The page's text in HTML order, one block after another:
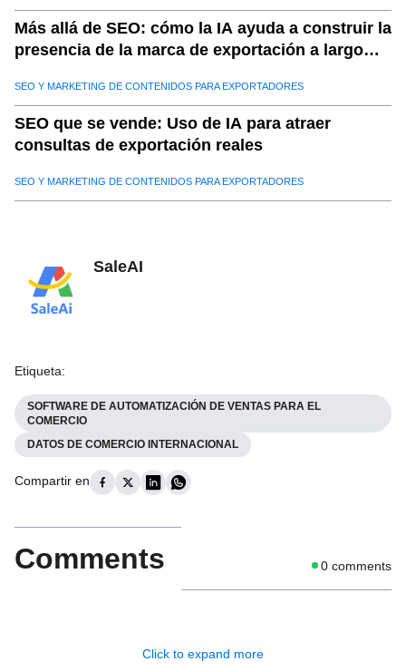
Más allá de SEO: cómo la IA ayuda a construir la
presencia de la marca de exportación a largo
SEO Y MARKETING DE CONTENIDOS PARA EXPORTADORES
SEO que se vende: Uso de IA para atraer
consultas de exportación reales
SEO Y MARKETING DE CONTENIDOS PARA EXPORTADORES
SaleAI
Etiqueta:
SOFTWARE DE AUTOMATIZACIÓN DE VENTAS PARA EL
COMERCIO
DATOS DE COMERCIO INTERNACIONAL
Compartir en
Comments 0 comments
Click to expand more